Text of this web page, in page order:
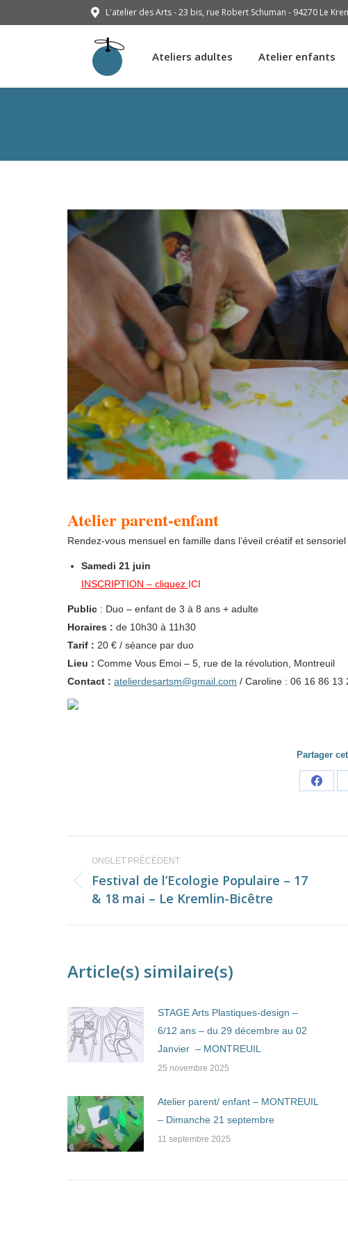
L'atelier des Arts - 23 bis, rue Robert Schuman - 94270 Le
Ateliers adultes Atelier enfants
Atelier parent-enfant
Rendez-vous mensuel en famille dans l’éveil créatif et
Samedi 21 juin
INSCRIPTION – cliquez ICI
Public : Duo – enfant de 3 à 8 ans + adulte
Horaires : de 10h30 à 11h30
Tarif : 20 € / séance par duo
Lieu : Comme Vous Emoi – 5, rue de la révolution, Montreuil
Contact : atelierdesartsm@gmail.com / Caroline : 06 16 86 13
Partager
Share
Navigation
de
commentaire
ONGLET PRÉCÉDENT
Onglet
précédent
Festival de l’Ecologie Populaire – 17
& 18 mai – Le Kremlin-Bicêtre
Article(s) similaire(s)
STAGE Arts Plastiques-design –
6/12 ans – du 29 décembre au 02
Janvier – MONTREUIL
25 novembre 2025
Atelier parent/ enfant – MONTREUIL
– Dimanche 21 septembre
11 septembre 2025
Ateliers adultes